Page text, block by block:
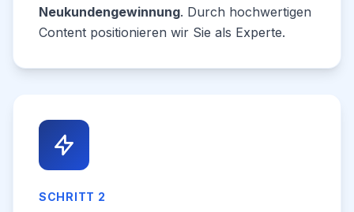
Neukundengewinnung. Durch hochwertigen
Content positionieren wir Sie als Experte.
SCHRITT 2